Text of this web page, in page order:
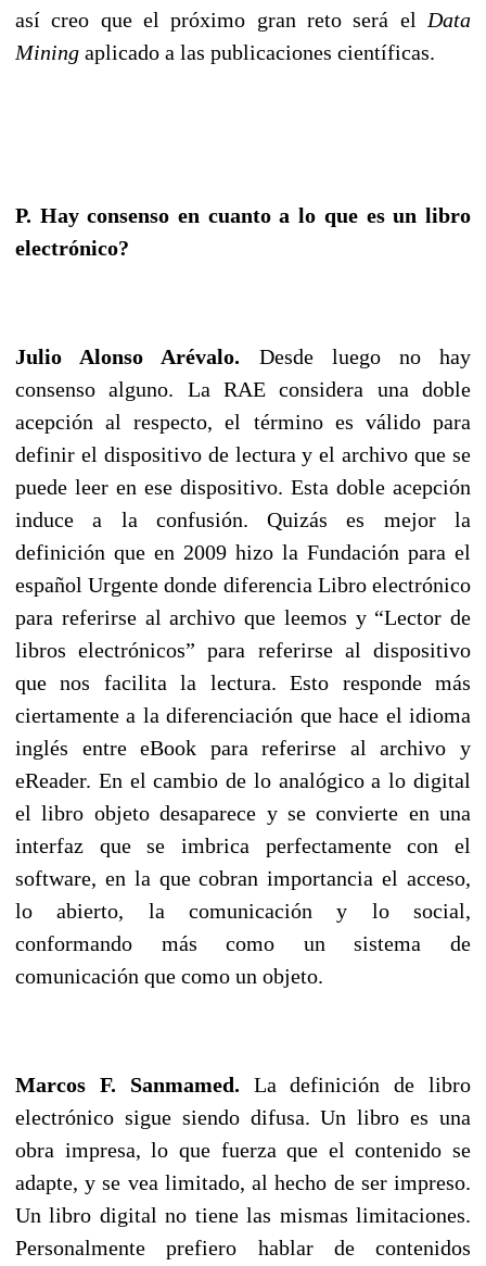
así creo que el próximo gran reto será el Data
Mining aplicado a las publicaciones científicas.
P. Hay consenso en cuanto a lo que es un libro
electrónico?
Julio Alonso Arévalo. Desde luego no hay
consenso alguno. La RAE considera una doble
acepción al respecto, el término es válido para
definir el dispositivo de lectura y el archivo que se
puede leer en ese dispositivo. Esta doble acepción
induce a la confusión. Quizás es mejor la
definición que en 2009 hizo la Fundación para el
español Urgente donde diferencia Libro electrónico
para referirse al archivo que leemos y “Lector de
libros electrónicos” para referirse al dispositivo
que nos facilita la lectura. Esto responde más
ciertamente a la diferenciación que hace el idioma
inglés entre eBook para referirse al archivo y
eReader. En el cambio de lo analógico a lo digital
el libro objeto desaparece y se convierte en una
interfaz que se imbrica perfectamente con el
software, en la que cobran importancia el acceso,
lo abierto, la comunicación y lo social,
conformando más como un sistema de
comunicación que como un objeto.
Marcos F. Sanmamed. La definición de libro
electrónico sigue siendo difusa. Un libro es una
obra impresa, lo que fuerza que el contenido se
adapte, y se vea limitado, al hecho de ser impreso.
Un libro digital no tiene las mismas limitaciones.
Personalmente prefiero hablar de contenidos